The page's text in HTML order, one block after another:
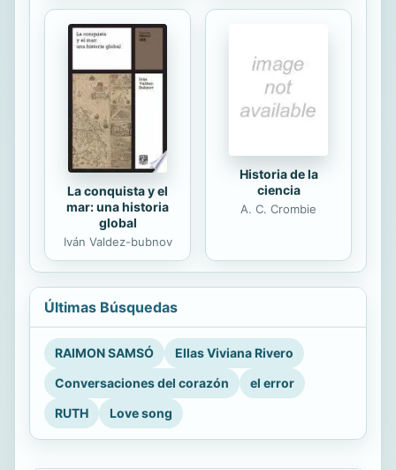
La conquista y el
mar: una historia
global
Iván Valdez-bubnov
Historia de la
ciencia
A. C. Crombie
Últimas Búsquedas
RAIMON SAMSÓ
Ellas Viviana Rivero
Conversaciones del corazón
el error
RUTH
Love song